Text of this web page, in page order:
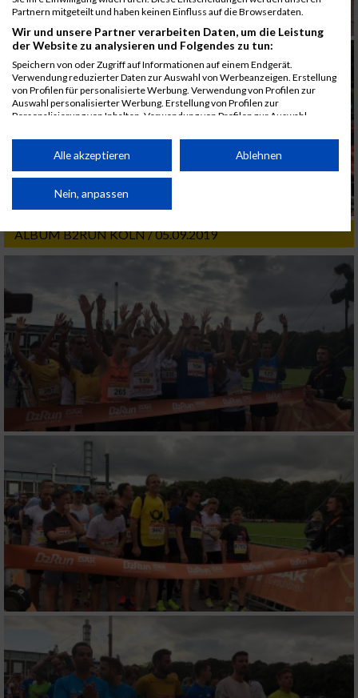
ALBUM B2RUN KÖLN / 05.09.2019
Partnern mitgeteilt und haben keinen Einfluss auf die Browserdaten.
Wir und unsere Partner verarbeiten Daten, um die Leistung
der Website zu analysieren und Folgendes zu tun:
Speichern von oder Zugriff auf Informationen auf einem Endgerät.
Verwendung reduzierter Daten zur Auswahl von Werbeanzeigen. Erstellung
von Profilen für personalisierte Werbung. Verwendung von Profilen zur
Auswahl personalisierter Werbung. Erstellung von Profilen zur
Personalisierung von Inhalten. Verwendung von Profilen zur Auswahl
Performance von Inhalten. Analyse von Zielgruppen durch Statistiken oder
Kombinationen von Daten aus verschiedenen Quellen. Entwicklung und
von Inhalten.
Daten können außerhalb der Europäischen Union weitergegeben und in die
Website/App.
Wir nutzen Ihre Daten für folgende Zwecke:
IAB-Verarbeitungszwecke:
Speichern von oder Zugriff auf Informationen
auf einem Endgerät
Verwendung reduzierter Daten zur Auswahl
von Werbeanzeigen
Erstellung von Profilen für personalisierte
Verwendung von Profilen zur Auswahl
personalisierter Werbung
Erstellung von Profilen zur Personalisierung
von Inhalten
personalisierter Inhalte
Messung der Werbeleistung
Messung der Performance von Inhalten
Alle akzeptieren Ablehnen
Nein, anpassen